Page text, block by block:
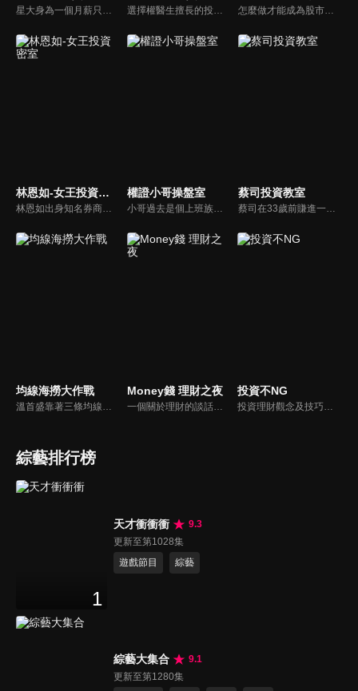
怎麼做才能成為股市中的市場贏家？金湯尼特別錄製，要跟大家分享自己的十年交易之路！
林恩如-女王投資密室
林恩如出身知名券商女交易員，挺過 2 次股市大崩盤後，頓悟了【簡單投資法】「不盯盤卻能獲利翻倍」的精隨，晉升千萬身家自由投資人！目前致力於投資理財教育，幫助投資人一起翻轉人生！
權證小哥操盤室
小哥過去是個上班族，沒有富爸爸，且不具商學背景，投資全程自學。善用籌碼，配合操作高槓桿的權證，在2008多頭牛市中，以10萬元進場滾出千萬元，成功翻轉自己的呆薪人生！
蔡司投資教室
蔡司在33歲前賺進一棟房，擅長洞悉主力分點，找出高勝率的分點券商，再利用籌碼搭配技術分析，達到自己的獲利方程式！
均線海撈大作戰
溫首盛靠著三條均線獨創【黃綠紅海撈操作法】 抓出多空皆宜的標的！讓一般人都可以簡單投資學理財～
Money錢 理財之夜
一個關於理財的談話性節目，每集會邀請在理財方面有鑽研的各界專業人士或名人來談理財投資，讓理財更貼近一般大眾，成為生活不可或缺的一部份。
投資不NG
投資理財觀念及技巧，將直接影響到你的投資報酬，但惱人專業財經知識不好懂，《投資不NG》將各項投資知識和方法，一步步化繁為簡，讓你可以輕鬆學習喔！
綜藝排行榜
1
天才衝衝衝
9.3
更新至第1028集
遊戲節目
綜藝
綜藝大集合
9.1
更新至第1280集